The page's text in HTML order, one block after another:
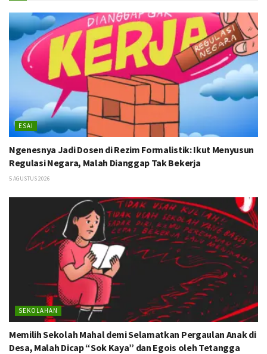
ESAI
Ngenesnya Jadi Dosen di Rezim Formalistik: Ikut Menyusun
Regulasi Negara, Malah Dianggap Tak Bekerja
5 AGUSTUS 2026
SEKOLAHAN
Memilih Sekolah Mahal demi Selamatkan Pergaulan Anak di
Desa, Malah Dicap “Sok Kaya” dan Egois oleh Tetangga